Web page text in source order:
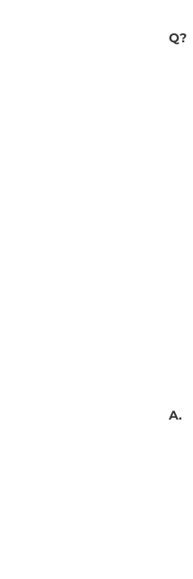
Q?
A.